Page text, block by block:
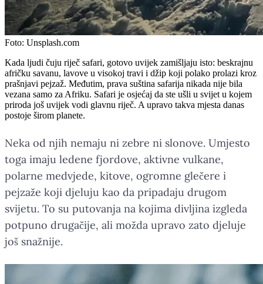
Foto: Unsplash.com
Kada ljudi čuju riječ safari, gotovo uvijek zamišljaju isto: beskrajnu
afričku savanu, lavove u visokoj travi i džip koji polako prolazi kroz
prašnjavi pejzaž. Međutim, prava suština safarija nikada nije bila
vezana samo za Afriku. Safari je osjećaj da ste ušli u svijet u kojem
priroda još uvijek vodi glavnu riječ. A upravo takva mjesta danas
postoje širom planete.
Neka od njih nemaju ni zebre ni slonove. Umjesto
toga imaju ledene fjordove, aktivne vulkane,
polarne medvjede, kitove, ogromne glečere i
pejzaže koji djeluju kao da pripadaju drugom
svijetu. To su putovanja na kojima divljina izgleda
potpuno drugačije, ali možda upravo zato djeluje
još snažnije.